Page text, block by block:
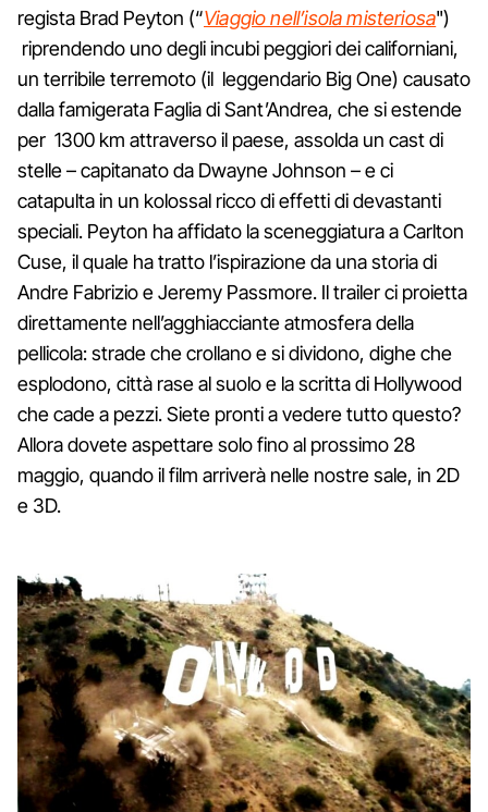
regista Brad Peyton (“Viaggio nell’isola misteriosa")
riprendendo uno degli incubi peggiori dei californiani,
un terribile terremoto (il leggendario Big One) causato
dalla famigerata Faglia di Sant’Andrea, che si estende
per 1300 km attraverso il paese, assolda un cast di
stelle – capitanato da Dwayne Johnson – e ci
catapulta in un kolossal ricco di effetti di devastanti
speciali. Peyton ha affidato la sceneggiatura a Carlton
Cuse, il quale ha tratto l’ispirazione da una storia di
Andre Fabrizio e Jeremy Passmore. Il trailer ci proietta
direttamente nell’agghiacciante atmosfera della
pellicola: strade che crollano e si dividono, dighe che
esplodono, città rase al suolo e la scritta di Hollywood
che cade a pezzi. Siete pronti a vedere tutto questo?
Allora dovete aspettare solo fino al prossimo 28
maggio, quando il film arriverà nelle nostre sale, in 2D
e 3D.